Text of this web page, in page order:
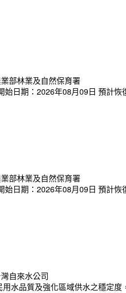
部林業及自然保育署
始日期：2026年08月09日 預計
部林業及自然保育署
始日期：2026年08月09日 預計
自來水公司
水品質及強化區域供水之穩定